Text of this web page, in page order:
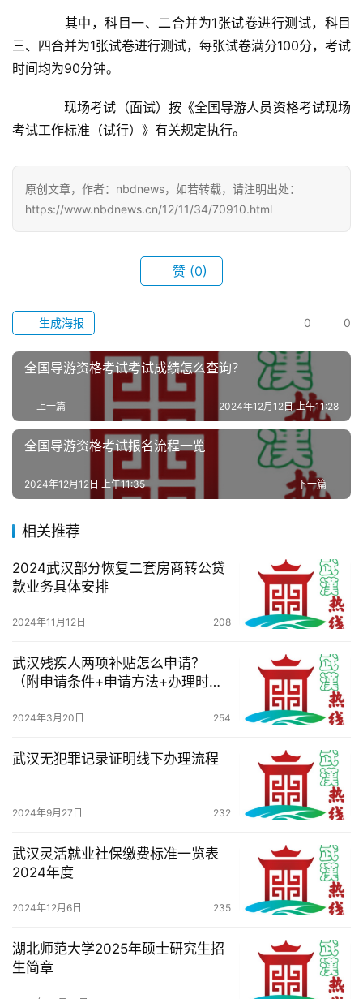
武
事
旅
游
动
活
百
技
察
关
其中，科目一、二合并为1张试卷进行测试，科目
三、四合并为1张试卷进行测试，每张试卷满分100分，考试
时间均为90分钟。
现场考试（面试）按《全国导游人员资格考试现场
考试工作标准（试行）》有关规定执行。
原创文章，作者：nbdnews，如若转载，请注明出处：
https://www.nbdnews.cn/12/11/34/70910.html
赞 (0)
0 0
生成海报
全国导游资格考试考试成绩怎么查询？
上一篇 2024年12月12日 上午11:28
全国导游资格考试报名流程一览
下一篇
2024年12月12日 上午11:35
相关推荐
2024武汉部分恢复二套房商转公贷
款业务具体安排
2024年11月12日 208
武汉残疾人两项补贴怎么申请？
（附申请条件+申请方法+办理时
2024年3月20日 254
武汉无犯罪记录证明线下办理流程
2024年9月27日 232
武汉灵活就业社保缴费标准一览表
2024年度
2024年12月6日 235
湖北师范大学2025年硕士研究生招
生简章